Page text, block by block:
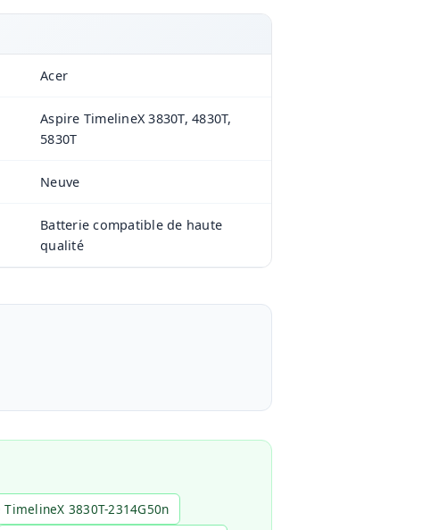
Acer
Aspire TimelineX 3830T, 4830T,
5830T
Neuve
Batterie compatible de haute
qualité
3830T-2314G50n